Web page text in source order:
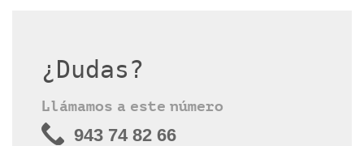
¿Dudas?
Llámamos a este número
943 74 82 66